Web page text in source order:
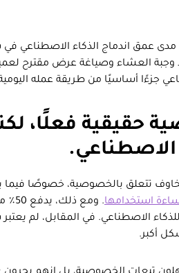
عمق اندماج الذكاء الاصطناعي
العشاء وصياغة عرض مقترح
جزءًا أساسيًا من طريقة عمله
حقيقية فعلًا،
الاصطناعي.
استخدامها
.
أكبر.